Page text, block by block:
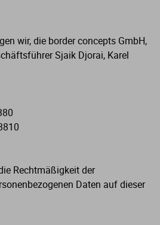
wir, die border concepts GmbH,
Sjaik Djorai, Karel
Rechtmäßigkeit der
Daten auf dieser